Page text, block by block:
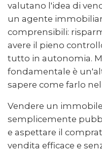
valutano l'idea di
un agente
comprensibili:
avere il pieno
tutto in autonomia.
fondamentale è
sapere come farlo
Vendere un
semplicemente
e aspettare il
vendita efficace e